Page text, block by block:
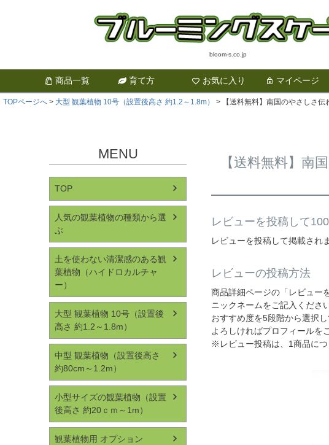
bloom-s.co.jp
商品一覧 育て方 お気に入り マイページ
TOPページへ 大型 観葉植物 10号（設置後高さ 約1.2～1.8m） 【送料無料】南国のやさしさ
MENU
TOP
人気の観葉植物の種類から選
ぶ
土を使わない清潔感のある観
葉植物（ハイドロカルチャ
ー）
大型 観葉植物 10号（設置後
高さ 約1.2～1.8m）
中型 観葉植物（設置後高さ
約80cm～1.2m）
小型サイズの観葉植物（設置
後高さ 約20ｃｍ～1m）
観葉植物用 オプション
【送料無料】南
レビューを投稿して
レビューを投稿して掲載され
レビューの投稿方法
商品詳細ページの「レビュー
ニックネームをご記入ください
おすすめ度を5段階から選択
よろしければプロフィールを
※レビュー投稿は、1商品につ